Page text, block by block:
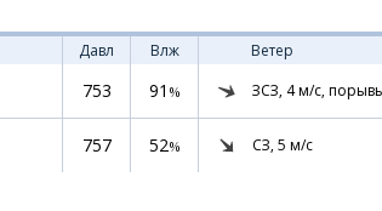
Давл Влж
Ветер
753 91 % ЗСЗ, 4м/с,
757 52% СЗ, 5 м/с